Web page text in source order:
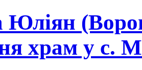
храм у с.